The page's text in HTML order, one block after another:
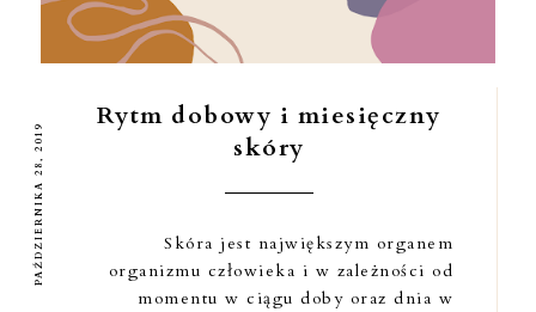
PAŹDZIERNIKA 28, 2019
Rytm dobowy i miesięczny
skóry
Skóra jest największym organem
organizmu człowieka i w zależności od
momentu w ciągu doby oraz dnia w